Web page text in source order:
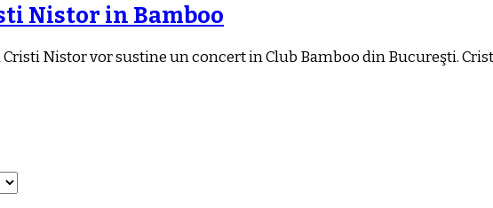
Nistor in Bamboo
Cristi Nistor vor sustine un concert in Club Bamboo din Bucureşti.